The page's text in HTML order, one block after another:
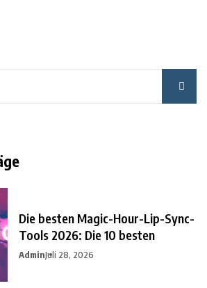
Die besten Magic-Hour-Lip-Sync-
Tools 2026: Die 10 besten
AdminJuli 28, 2026